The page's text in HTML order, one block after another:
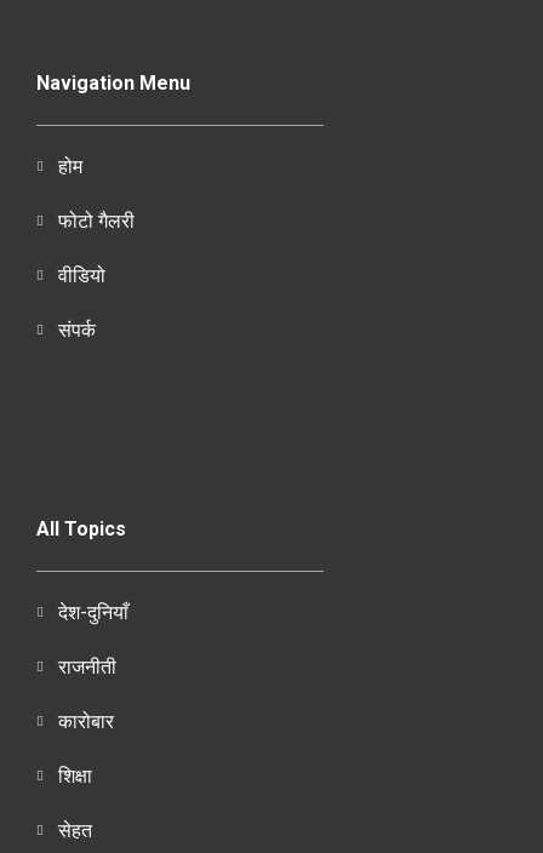
Navigation Menu
होम
फोटो गैलरी
वीडियो
संपर्क
All Topics
देश-दुनियाँ
राजनीती
कारोबार
शिक्षा
सेहत